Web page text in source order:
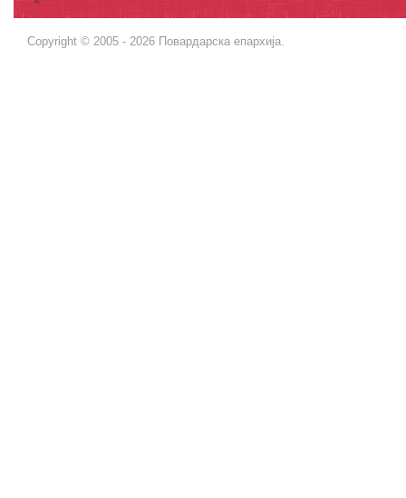
Copyright © 2005 - 2026 Повардарска епархија.